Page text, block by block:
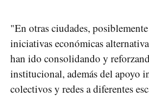
"En otras ciudades,
iniciativas económicas
han ido consolidando y
institucional, además del apoyo
colectivos y redes a diferentes